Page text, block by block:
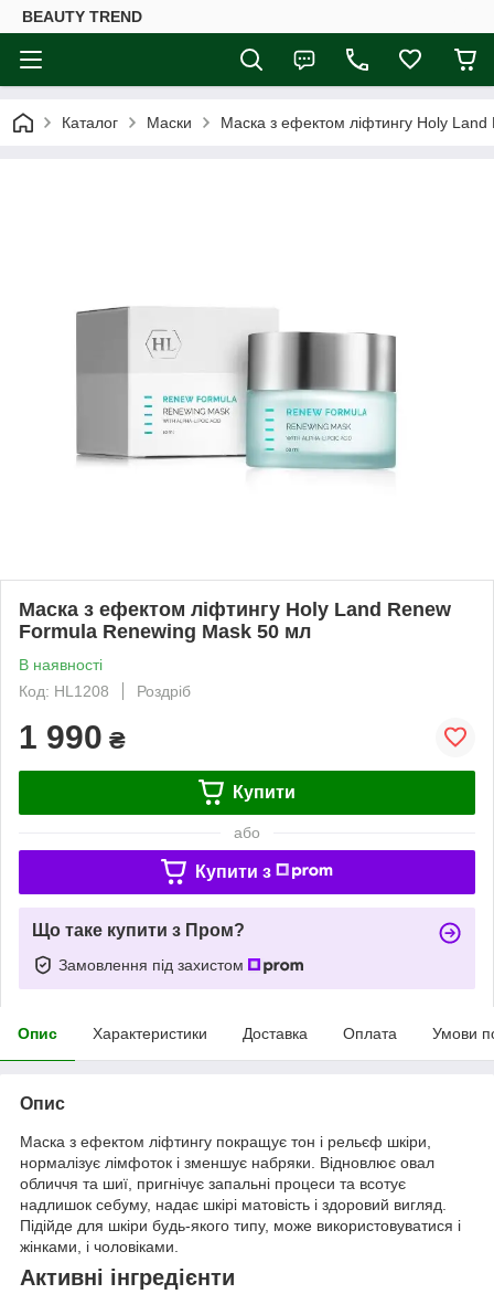
BEAUTY TREND
Каталог Маски Маска з ефектом ліфтингу Holy
Маска з ефектом ліфтингу Holy Land Renew
Formula Renewing Mask 50 мл
В наявності
Код: HL1208
Роздріб
1 990 ₴
Купити
або
Купити з
Що таке купити з Пром?
Замовлення під захистом
Опис Характеристики Доставка Оплата Умови
Опис
Маска з ефектом ліфтингу покращує тон і рельєф шкіри,
нормалізує лімфоток і зменшує набряки. Відновлює овал
обличчя та шиї, пригнічує запальні процеси та всотує
надлишок себуму, надає шкірі матовість і здоровий вигляд.
Підійде для шкіри будь-якого типу, може використовуватися і
жінками, і чоловіками.
Активні інгредієнти